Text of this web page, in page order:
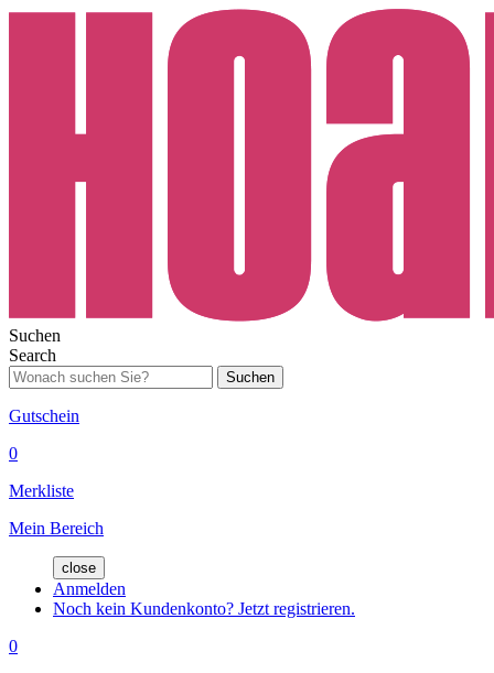
Suchen
Search
Suchen
Gutschein
0
Merkliste
Mein Bereich
close
Anmelden
Noch kein Kundenkonto? Jetzt registrieren.
0